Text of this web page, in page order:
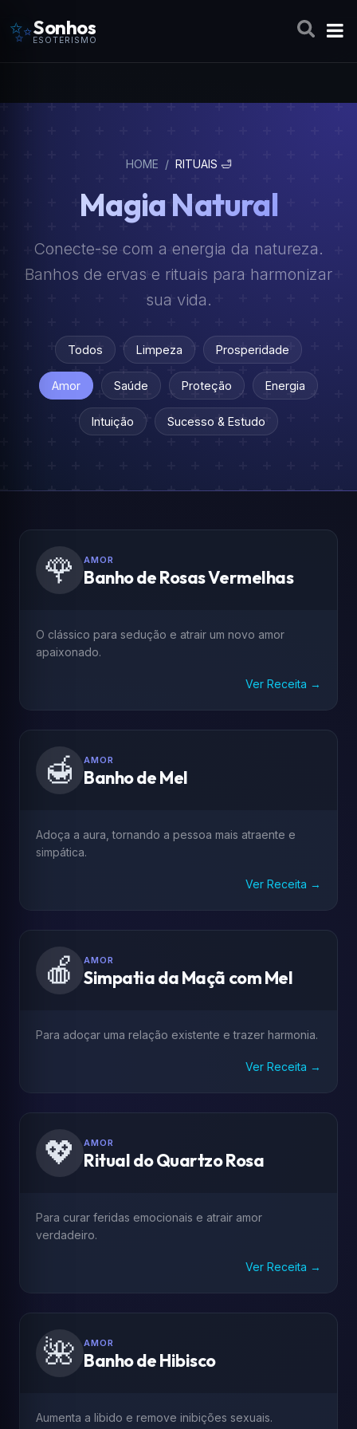
✨Sonhos
ESOTERISMO
HOME / RITUAIS 🛁
Magia Natural
Conecte-se com a energia da natureza.
Banhos de ervas e rituais para harmonizar
sua vida.
Todos Limpeza Prosperidade
Amor Saúde Proteção Energia
Intuição Sucesso & Estudo
🌹 AMOR
Banho de Rosas Vermelhas
O clássico para sedução e atrair um novo amor
apaixonado.
Ver Receita →
🍯 AMOR
Banho de Mel
Adoça a aura, tornando a pessoa mais atraente e
simpática.
Ver Receita →
🍎 AMOR
Simpatia da Maçã com Mel
Para adoçar uma relação existente e trazer harmonia.
Ver Receita →
💖 AMOR
Ritual do Quartzo Rosa
Para curar feridas emocionais e atrair amor
verdadeiro.
Ver Receita →
🌺 AMOR
Banho de Hibisco
Aumenta a libido e remove inibições sexuais.